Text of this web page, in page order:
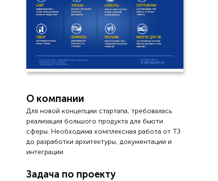
О компании
Для новой концепции стартапа, требовалась
реализация большого продукта для бьюти
сферы. Необходима комплексная работа от ТЗ
до разработки архитектуры, документации и
интеграции.
Задача по проекту